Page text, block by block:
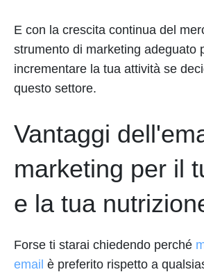
E con la crescita continua del
strumento di marketing adeguato
incrementare la tua attività se
questo settore.
Vantaggi
marketing per il
e la tua
Forse ti starai chiedendo perché
email è preferito rispetto a